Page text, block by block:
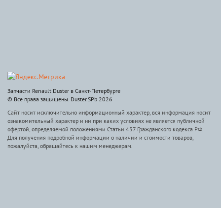
Запчасти Renault Duster в Санкт-Петербурге
© Все права защищены. Duster.SPb 2026
Сайт носит исключительно информационный характер, вся информация носит
ознакомительный характер и ни при каких условиях не является публичной
офертой, определяемой положениями Статьи 437 Гражданского кодекса РФ.
Для получения подробной информации о наличии и стоимости товаров,
пожалуйста, обращайтесь к нашим менеджерам.